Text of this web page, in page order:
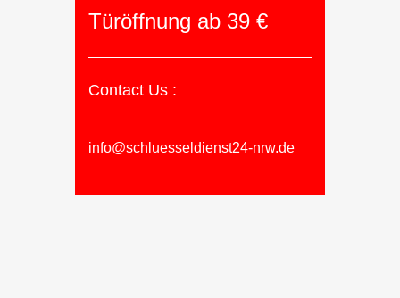
Türöffnung ab 39 €
Contact Us :
info@schluesseldienst24-nrw.de